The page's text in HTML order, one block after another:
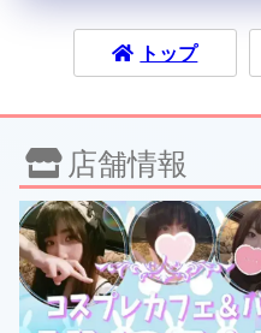
トップ
店舗情報